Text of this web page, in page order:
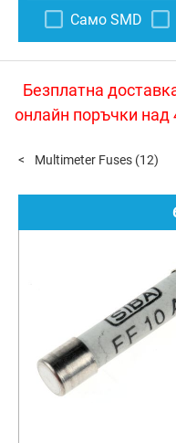
Само SMD
Безплатна
онлайн поръчки
Multimeter Fuses (12)